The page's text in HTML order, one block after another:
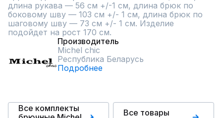
длина рукава — 56 см +/-1 см, длина брюк по
боковому шву — 103 см +/- 1 см, длина брюк по
шаговому шву — 73 см +/- 1 см. Изделие
подойдет на рост 170 см.
Производитель
Michel chic
Республика Беларусь
Подробнее
Все комплекты
Все товары